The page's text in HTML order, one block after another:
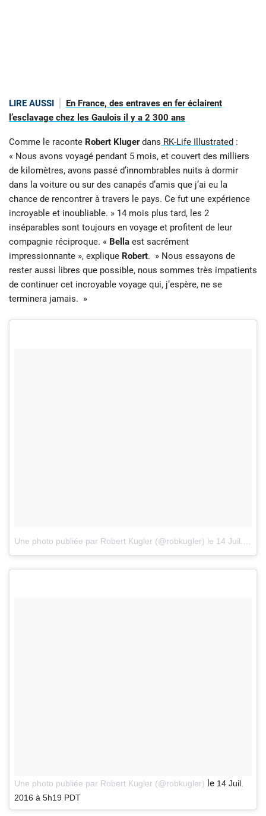
LIRE AUSSI
En France, des entraves en fer éclairent
l’esclavage chez les Gaulois il y a 2 300 ans
Comme le raconte Robert Klugerdans RK-Life Illustrated :
« Nous avons voyagé pendant 5 mois, et couvert des milliers
de kilomètres, avons passé d’innombrables nuits à dormir
dans la voiture ou sur des canapés d’amis que j’ai eu la
chance de rencontrer à travers le pays. Ce fut une expérience
incroyable et inoubliable. » 14 mois plus tard, les 2
inséparables sont toujours en voyage et profitent de leur
compagnie réciproque. « Bella est sacrément
impressionnante », explique Robert. » Nous essayons de
rester aussi libres que possible, nous sommes très impatients
de continuer cet incroyable voyage qui, j’espère, ne se
terminera jamais. »
Une photo publiée par Robert Kugler (@robkugler) le 14 Juil. 2016 à 10h28 PDT
Une photo publiée par Robert Kugler (@robkugler) le 14 Juil.
2016 à 5h19 PDT